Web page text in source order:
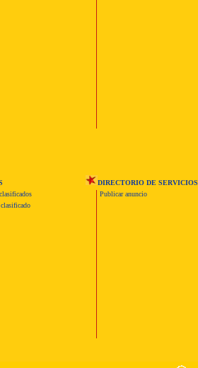
DIRECTORIO DE SERVICIOS
Publicar anuncio